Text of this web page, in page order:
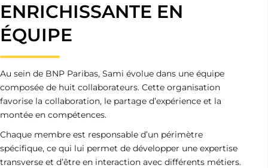
ENRICHISSANTE EN
ÉQUIPE
Au sein de BNP Paribas, Sami évolue dans une équipe
composée de huit collaborateurs. Cette organisation
favorise la collaboration, le partage d’expérience et la
montée en compétences.
Chaque membre est responsable d’un périmètre
spécifique, ce qui lui permet de développer une expertise
transverse et d’être en interaction avec différents métiers.